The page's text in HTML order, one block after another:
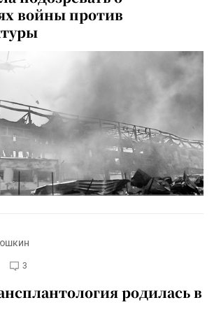
войны против
3
родилась в